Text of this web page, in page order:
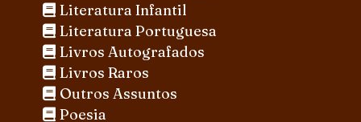
Literatura Infantil
Literatura Portuguesa
Livros Autografados
Livros Raros
Outros Assuntos
Poesia